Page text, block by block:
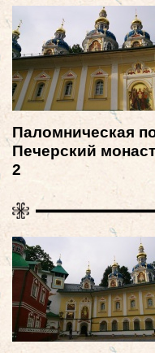
Паломническая
Печерский
2